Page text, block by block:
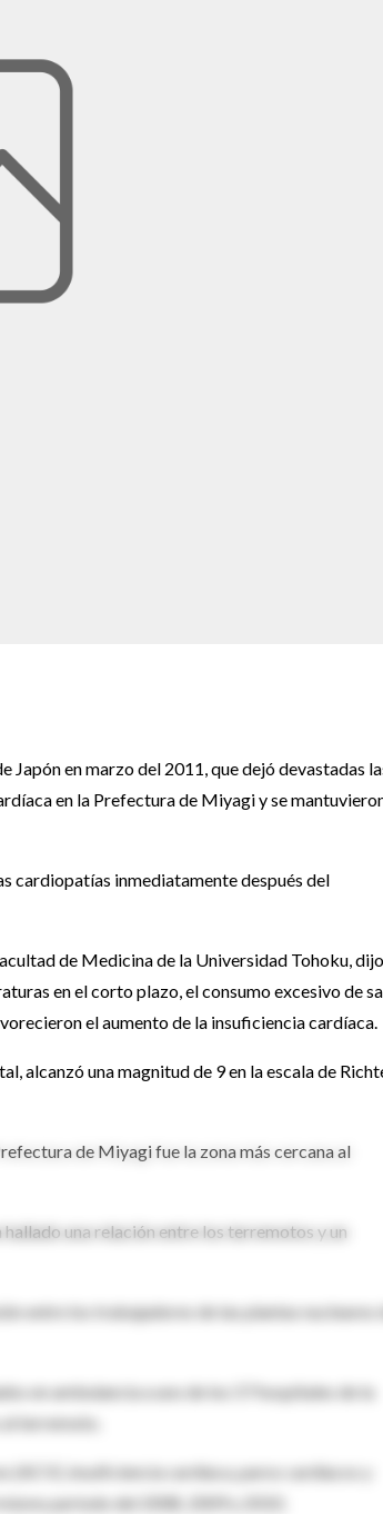
en marzo del 2011, que dejó devastadas
en la Prefectura de Miyagi y se
cardiopatías inmediatamente después del
de Medicina de la Universidad Tohoku, dijo
en el corto plazo, el consumo excesivo de
el aumento de la insuficiencia cardíaca.
alcanzó una magnitud de 9 en la escala de
de Miyagi fue la zona más cercana al
una relación entre los terremotos y un
entre los trabajadores de las plantas nucleares
en ambulancia a uno de los 57 hospitales de la
terremoto.
(ACV), insuficiencia cardíaca, paros cardíacos y
período del 2008, 2009 y 2010.